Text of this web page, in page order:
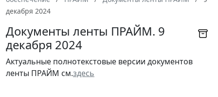
декабря 2024
Документы ленты ПРАЙМ. 9
декабря 2024
Актуальные полнотекстовые версии документов
ленты ПРАЙМ см.здесь